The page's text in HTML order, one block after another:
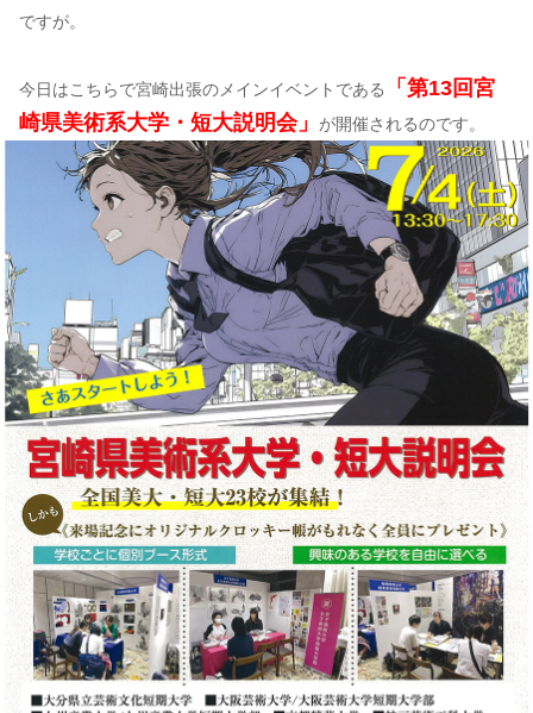
ですが。
今日はこちらで宮崎出張のメインイベントである
「第13回宮
崎県美術系大学・短大説明会」
が開催されるのです。